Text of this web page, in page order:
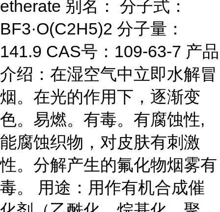
etherate 别名： 分子式：
BF3·O(C2H5)2 分子量：
141.9 CAS号：109-63-7 产品
介绍：在湿空气中立即水解冒
烟。在光的作用下，逐渐变
色。易燃。有毒。有腐蚀性,
能腐蚀织物，对皮肤有刺激
性。分解产生的氟化物烟雾有
毒。 用途：用作有机合成催